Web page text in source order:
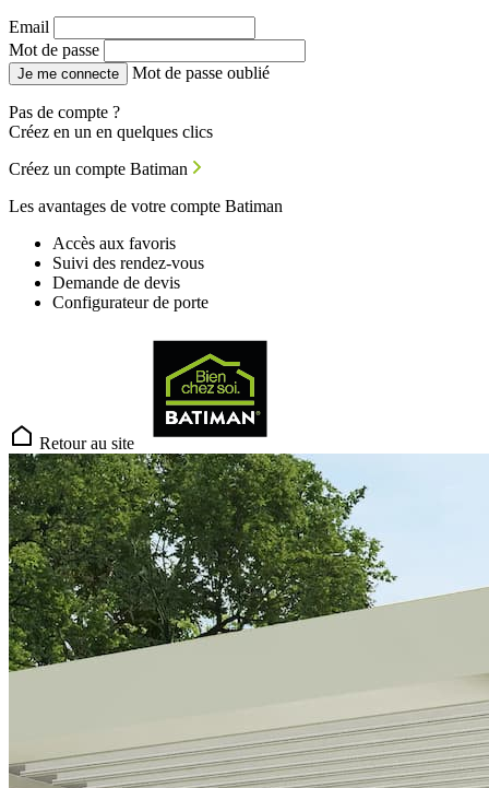
Email
Mot de passe
Je me connecte Mot de passe oublié
Pas de compte ?
Créez en un en quelques clics
Créez un compte Batiman
Les avantages de votre compte Batiman
Accès aux favoris
Suivi des rendez-vous
Demande de devis
Configurateur de porte
Retour au site